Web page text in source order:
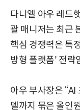
다니엘 아우 레드
괄 매니저는 최근
핵심 경쟁력은 특
방형 플랫폼' 전략
아우 부사장은 “AI
델까지 묶은 올인